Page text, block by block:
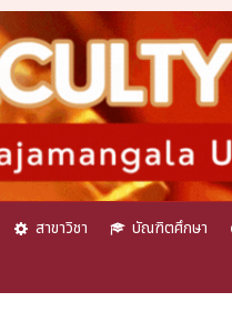
สาขาวิชา บัณฑิตศึกษา